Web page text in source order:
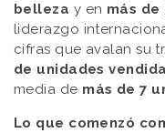
belleza y en más de
liderazgo
cifras que avalan su
de unidades
media de más de 7
Lo que comenzó